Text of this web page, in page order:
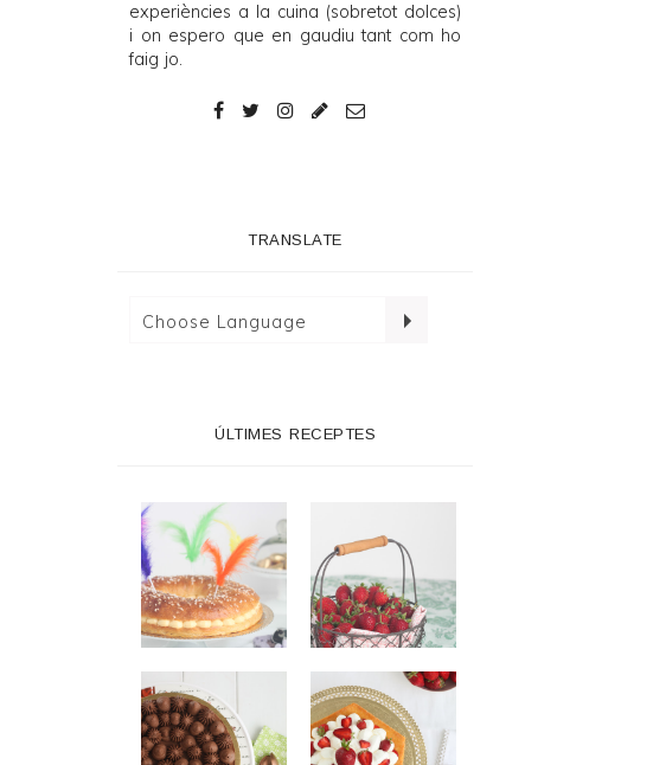
experiències a la cuina (sobretot dolces)
i on espero que en gaudiu tant com ho
faig jo.
TRANSLATE
ÚLTIMES RECEPTES